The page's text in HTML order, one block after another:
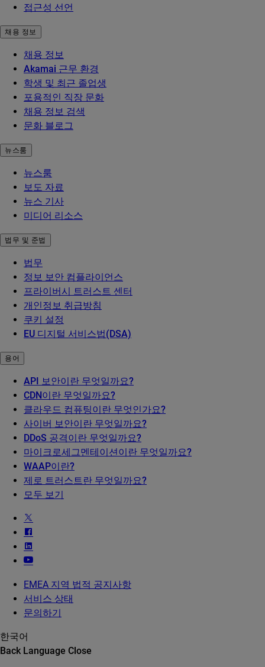
접근성 선언
채용 정보
채용 정보
Akamai 근무 환경
학생 및 최근 졸업생
포용적인 직장 문화
채용 정보 검색
문화 블로그
뉴스룸
뉴스룸
보도 자료
뉴스 기사
미디어 리소스
법무 및 준법
법무
정보 보안 컴플라이언스
프라이버시 트러스트 센터
개인정보 취급방침
쿠키 설정
EU 디지털 서비스법(DSA)
용어
API 보안이란 무엇일까요?
CDN이란 무엇일까요?
클라우드 컴퓨팅이란 무엇인가요?
사이버 보안이란 무엇일까요?
DDoS 공격이란 무엇일까요?
마이크로세그멘테이션이란 무엇일까요?
WAAP이란?
제로 트러스트란 무엇일까요?
모두 보기
EMEA 지역 법적 공지사항
서비스 상태
문의하기
한국어
Back Language Close